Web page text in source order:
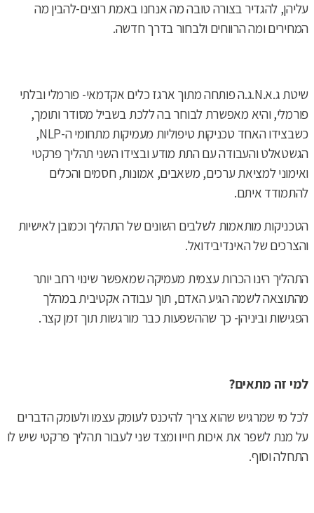
עליהן, להגדיר בצורה טובה מה אנחנו באמת רוצים-להבין מה
המחירים ומה הרווחים ולבחור בדרך חדשה.
שיטת ג.א.N.ג.ה פותחה מתוך ארגז כלים אקדמאי- פורמלי ובלתי
פורמלי, והיא מאפשרת לבוחר בה ללכת בשביל מסודר ותומך,
כשבצידו האחד טכניקות טיפוליות מעמיקות מתחומי ה-NLP,
הגשטאלט והעבודה עם התת מודע ובצידו השני תהליך פרקטי
ואימוני למציאת ערכים, משאבים, אמונות, חסמים והכלים
להתמודד איתם.
הטכניקות מותאמות לשלבים השונים של התהליך וכמובן לאישיות
והצרכים של האינדיבידואל.
התהליך הינו הכרות עצמית מעמיקה שמאפשר שינוי רחב יותר
מהתוצאה לשמה הגיע האדם, תוך עבודה אקטיבית במהלך
הפגישות וביניהן- כך שההשפעות כבר מורגשות תוך זמן קצר.
למי זה מתאים?
לכל מי שמרגיש שהוא צריך להיכנס לעומק עצמו ולעומק הדברים
על מנת לשפר את איכות חייו ומצד שני לעבור תהליך פרקטי שיש לו
התחלה וסוף.